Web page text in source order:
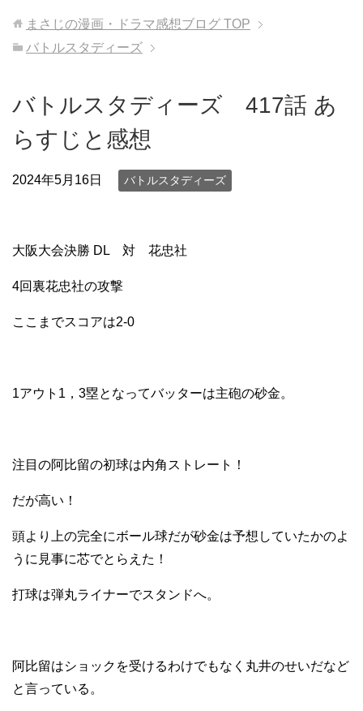
まさじの漫画・ドラマ感想ブログ TOP
バトルスタディーズ
バトルスタディーズ 417話 あ
らすじと感想
2024年5月16日 バトルスタディーズ
大阪大会決勝 DL 対 花忠社
4回裏花忠社の攻撃
ここまでスコアは2-0
1アウト1，3塁となってバッターは主砲の砂金。
注目の阿比留の初球は内角ストレート！
だが高い！
頭より上の完全にボール球だが砂金は予想していたかのよ
うに見事に芯でとらえた！
打球は弾丸ライナーでスタンドへ。
阿比留はショックを受けるわけでもなく丸井のせいだなど
と言っている。